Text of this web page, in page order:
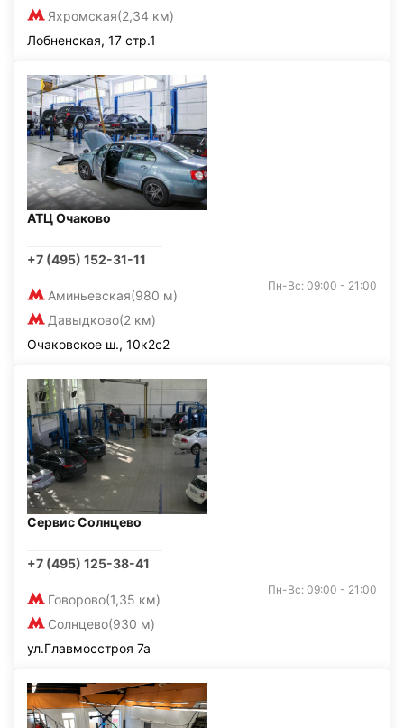
Яхромская(2,34 км)
Лобненская, 17 стр.1
АТЦ Очаково
+7 (495) 152-31-11
Аминьевская(980 м)
Давыдково(2 км)
Пн-Вс: 09:00 - 21:00
Очаковское ш., 10к2с2
Сервис Солнцево
+7 (495) 125-38-41
Говорово(1,35 км)
Солнцево(930 м)
Пн-Вс: 09:00 - 21:00
ул.Главмосстроя 7а